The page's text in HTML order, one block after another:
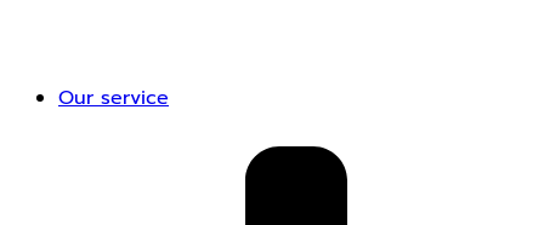
Our service